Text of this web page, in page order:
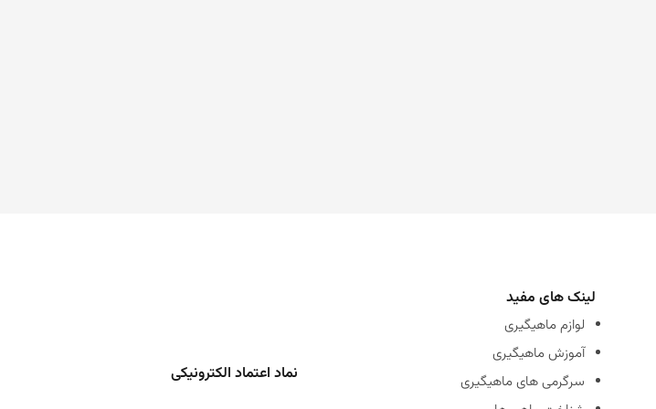
لینک های مفید
لوازم ماهیگیری
آموزش ماهیگیری
سرگرمی های ماهیگیری
نماد اعتماد الکترونیکی